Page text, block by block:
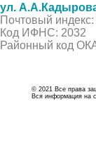
ул.
Почтовый индекс:
Код ИФНС: 2032
Районный код
© 2021 Все права
Вся информация на